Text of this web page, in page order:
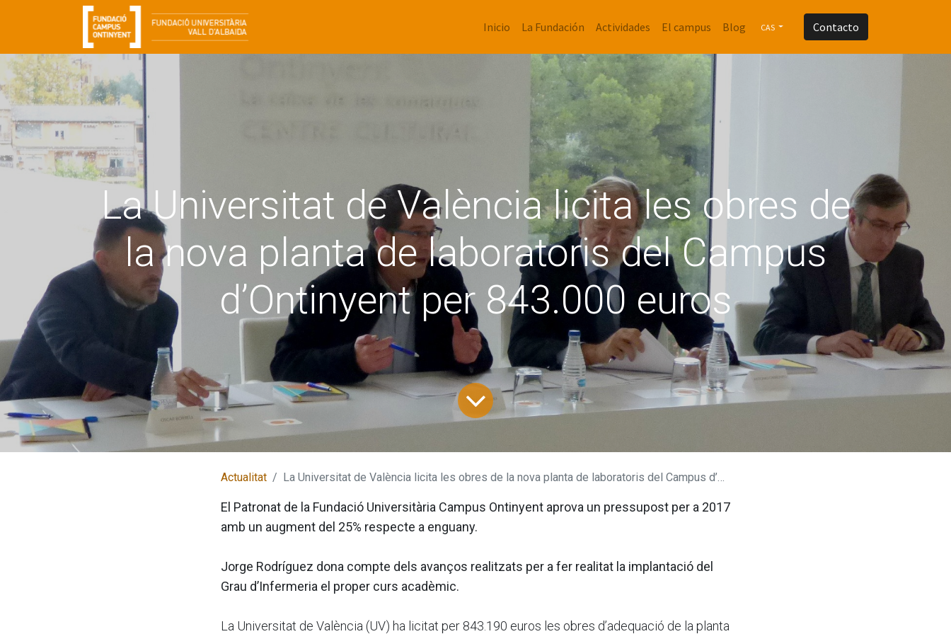
Inicio La Fundación Actividades El campus Blog CAS Contacto
La Universitat de València licita les obres de
la nova planta de laboratoris del Campus
d’Ontinyent per 843.000 euros
Actualitat La Universitat de València licita les obres de la nova planta de laboratoris del Campus d’Ontinyent per 843.000 euros
El Patronat de la Fundació Universitària Campus Ontinyent aprova un pressupost per a 2017
amb un augment del 25% respecte a enguany.
Jorge Rodríguez dona compte dels avanços realitzats per a fer realitat la implantació del
Grau d’Infermeria el proper curs acadèmic.
La Universitat de València (UV) ha licitat per 843.190 euros les obres d’adequació de la planta
Plaza Santo Domingo, 24 – 46870 •
Ontinyent (València)